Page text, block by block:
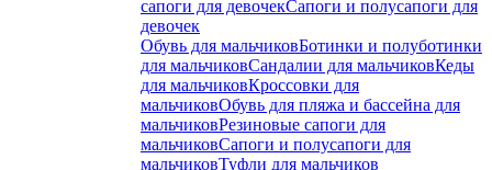
сапоги для девочекСапоги и полусапоги для
девочек
Обувь для мальчиковБотинки и полуботинки
для мальчиковСандалии для мальчиковКеды
для мальчиковКроссовки для
мальчиковОбувь для пляжа и бассейна для
мальчиковРезиновые сапоги для
мальчиковСапоги и полусапоги для
мальчиковТуфли для мальчиков